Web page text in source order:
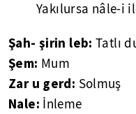
Yakılursa nâle-i
Şah- şirin leb:Tatlı
Şem: Mum
Zar u gerd: Solmuş
Nale: İnleme